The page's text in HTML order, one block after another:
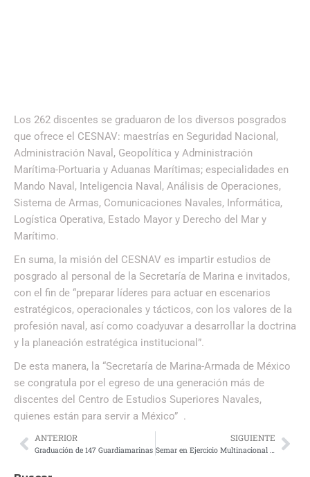
Los 262 discentes se graduaron de los diversos posgrados
que ofrece el CESNAV: maestrías en Seguridad Nacional,
Administración Naval, Geopolítica y Administración
Marítima-Portuaria y Aduanas Marítimas; especialidades en
Mando Naval, Inteligencia Naval, Análisis de Operaciones,
Sistema de Armas, Comunicaciones Navales, Informática,
Logística Operativa, Estado Mayor y Derecho del Mar y
Marítimo.
En suma, la misión del CESNAV es impartir estudios de
posgrado al personal de la Secretaría de Marina e invitados,
con el fin de “preparar líderes para actuar en escenarios
estratégicos, operacionales y tácticos, con los valores de la
profesión naval, así como coadyuvar a desarrollar la doctrina
y la planeación estratégica institucional”.
De esta manera, la “Secretaría de Marina-Armada de México
se congratula por el egreso de una generación más de
discentes del Centro de Estudios Superiores Navales,
quienes están para servir a México” .
ANTERIOR
Graduación de 147 Guardiamarinas
SIGUIENTE
Semar en Ejercicio Multinacional RIMPAC 2022